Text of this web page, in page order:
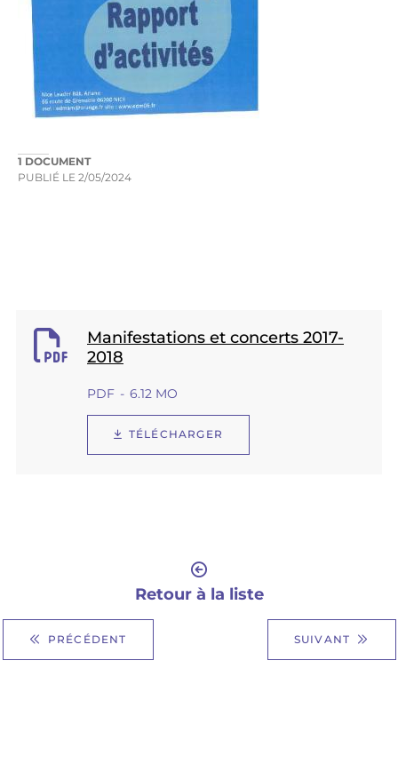
1 DOCUMENT
PUBLIÉ LE 2/05/2024
Manifestations et concerts 2017-
2018
PDF 6.12 MO
TÉLÉCHARGER
PRÉCÉDENT
Retour à la liste
SUIVANT